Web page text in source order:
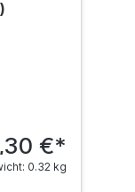
€*
0.32 kg